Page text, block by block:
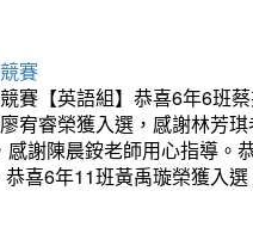
賽
賽【英語組】恭喜6年6班
宥睿榮獲入選，感謝林芳
謝陳晨銨老師用心指導
喜6年11班黃禹璇榮獲入